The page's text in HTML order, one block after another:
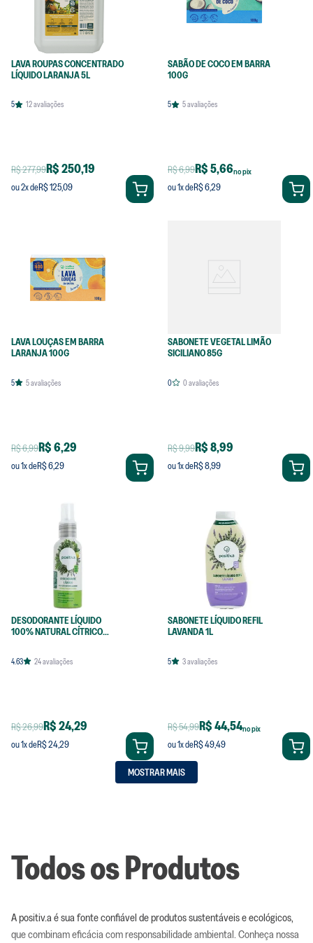
LAVA ROUPAS CONCENTRADO
LÍQUIDO LARANJA 5L
5 12avaliações
R$ 277,99R$ 250,19
ou2x deR$ 125,09
SABÃO DE COCO EM BARRA
100G
5 5avaliações
R$ 6,99R$ 5,66no pix
ou1x deR$ 6,29
LAVA LOUÇAS EM BARRA
LARANJA 100G
5 5avaliações
R$ 6,99R$ 6,29
ou1x deR$ 6,29
SABONETE VEGETAL LIMÃO
SICILIANO 85G
0 0avaliações
R$ 9,99R$ 8,99
ou1x deR$ 8,99
DESODORANTE LÍQUIDO
100% NATURAL CÍTRICO
4.63 24avaliações
R$ 26,99R$ 24,29
ou1x deR$ 24,29
SABONETE LÍQUIDO REFIL
LAVANDA 1L
5 3avaliações
R$ 54,99R$ 44,54no pix
ou1x deR$ 49,49
MOSTRAR MAIS
Todos os Produtos
A positiv.a é sua fonte confiável de produtos sustentáveis e ecológicos,
que combinam eficácia com responsabilidade ambiental. Conheça nossa